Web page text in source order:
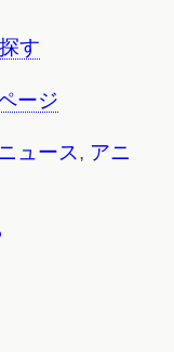
す
ージ
ュース, アニ